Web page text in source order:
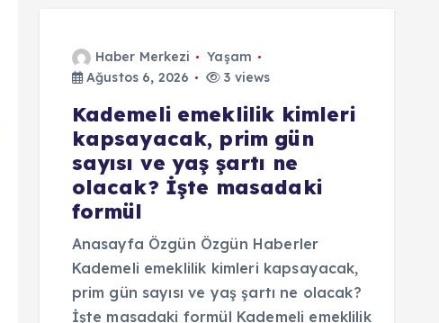
Haber Merkezi
Yaşam
Ağustos 6, 2026
3 views
Kademeli emeklilik kimleri
kapsayacak, prim gün
sayısı ve yaş şartı ne
olacak? İşte masadaki
formül
Anasayfa Özgün Özgün Haberler
Kademeli emeklilik kimleri kapsayacak,
prim gün sayısı ve yaş şartı ne olacak?
İşte masadaki formül Kademeli emeklilik